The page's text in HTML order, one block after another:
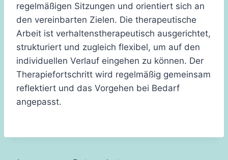
regelmäßigen Sitzungen und orientiert sich an
den vereinbarten Zielen. Die therapeutische
Arbeit ist verhaltenstherapeutisch ausgerichtet,
strukturiert und zugleich flexibel, um auf den
individuellen Verlauf eingehen zu können. Der
Therapiefortschritt wird regelmäßig gemeinsam
reflektiert und das Vorgehen bei Bedarf
angepasst.